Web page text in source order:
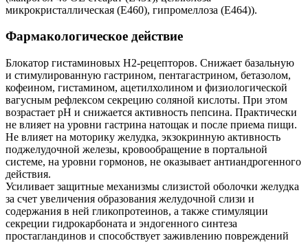
микрокристаллическая (Е460), гипромеллоза (Е464)).
Фармакологическое действие
Блокатор гистаминовых H2-рецепторов. Снижает базальную
и стимулированную гастрином, пентагастрином, бетазолом,
кофеином, гистамином, ацетилхолином и физиологической
вагусным рефлексом секрецию соляной кислоты. При этом
возрастает рН и снижается активность пепсина. Практически
не влияет на уровни гастрина натощак и после приема пищи.
Не влияет на моторику желудка, экзокринную активность
поджелудочной железы, кровообращение в портальной
системе, на уровни гормонов, не оказывает антиандрогенного
действия.
Усиливает защитные механизмы слизистой оболочки желудка
за счет увеличения образования желудочной слизи и
содержания в ней гликопротеинов, а также стимуляции
секреции гидрокарбоната и эндогенного синтеза
простагландинов и способствует заживлению повреждений